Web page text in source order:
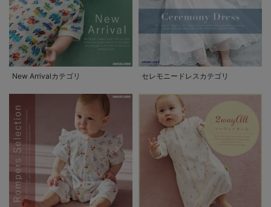
New Arrivalカテゴリ セレモニードレスカテゴリ